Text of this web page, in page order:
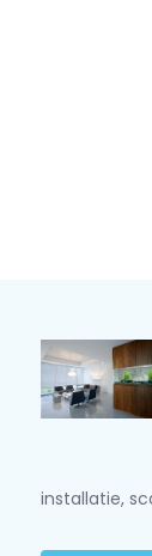
installatie,